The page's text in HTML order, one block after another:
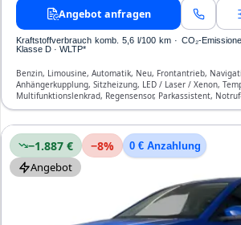
Angebot anfragen
Kraftstoffverbrauch komb. 5,6 l/100 km · CO₂-
Klasse D · WLTP*
Benzin, Limousine, Automatik, Neu, Frontantrieb,
Anhängerkupplung, Sitzheizung, LED / Laser / Xenon,
Multifunktionslenkrad, Regensensor, Parkassistent,
Start/Stopp-Automatik, Bluetooth, Freisprecheinrichtung,
−1.887 € −8% 0 € Anzahlung
Angebot